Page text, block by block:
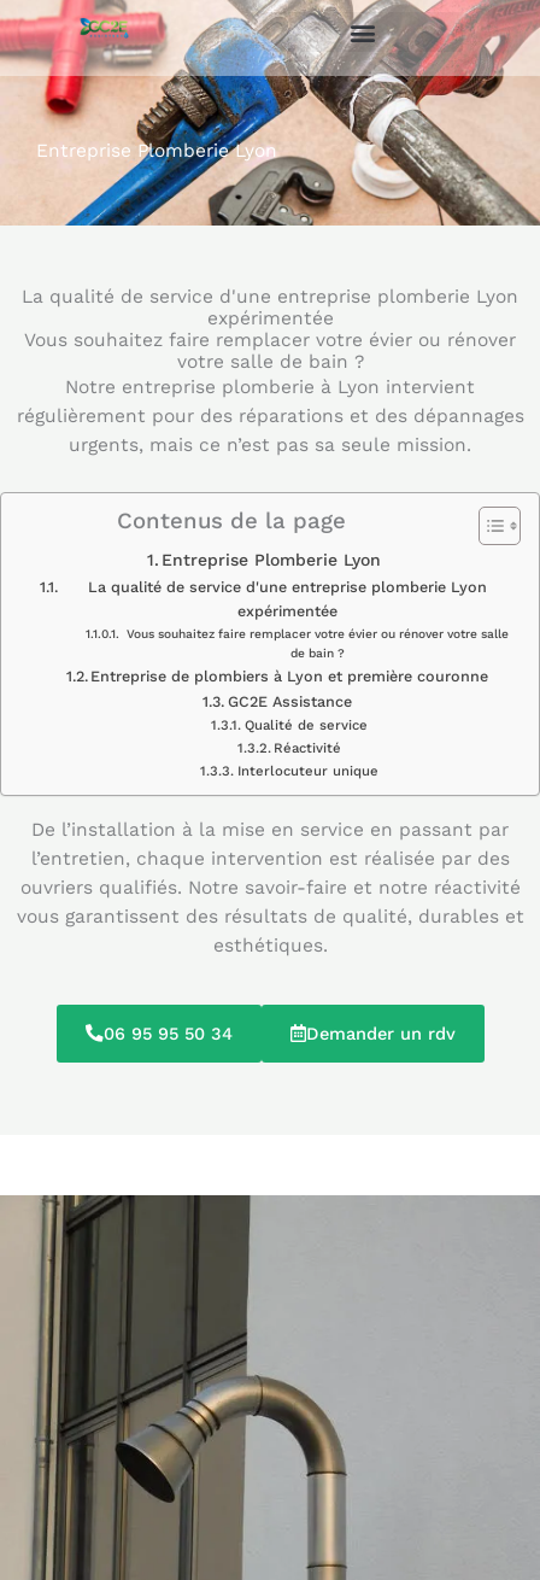
Aller
au
contenu
Entreprise Plomberie Lyon
La qualité de service d'une entreprise plomberie Lyon
expérimentée
Vous souhaitez faire remplacer votre évier ou rénover
votre salle de bain ?
Notre entreprise plomberie à Lyon intervient
régulièrement pour des réparations et des dépannages
urgents, mais ce n’est pas sa seule mission.
Contenus de la page
Entreprise Plomberie Lyon
La qualité de service d'une entreprise plomberie Lyon
expérimentée
Vous souhaitez faire remplacer votre évier ou rénover votre salle
de bain ?
Entreprise de plombiers à Lyon et première couronne
GC2E Assistance
Qualité de service
Réactivité
Interlocuteur unique
De l’installation à la mise en service en passant par
l’entretien, chaque intervention est réalisée par des
ouvriers qualifiés. Notre savoir-faire et notre réactivité
vous garantissent des résultats de qualité, durables et
esthétiques.
06 95 95 50 34 Demander un rdv